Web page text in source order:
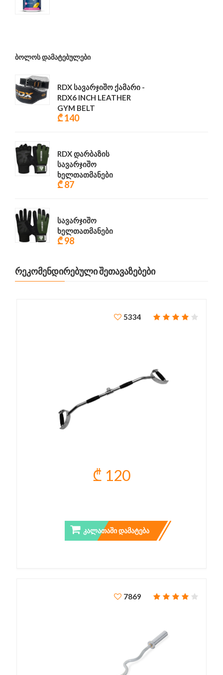
ᲑᲝᲚᲝᲡ ᲓᲐᲛᲐᲢᲔᲑᲣᲚᲔᲑᲘ
RDX სავარჯიშო ქამარი -
RDX6 INCH LEATHER
GYM BELT
₾ 140
RDX დარბაზის
სავარჯიშო
ხელთათმანები
₾ 87
სავარჯიშო
ხელთათმანები
₾ 98
ᲠᲔᲙᲝᲛᲔᲜᲓᲘᲠᲔᲑᲣᲚᲘ ᲨᲔᲗᲐᲕᲐᲖᲔᲑᲔᲑᲘ
5334
₾ 120
ᲙᲐᲚᲐᲗᲐᲨᲘ ᲓᲐᲛᲐᲢᲔᲑᲐ
7869